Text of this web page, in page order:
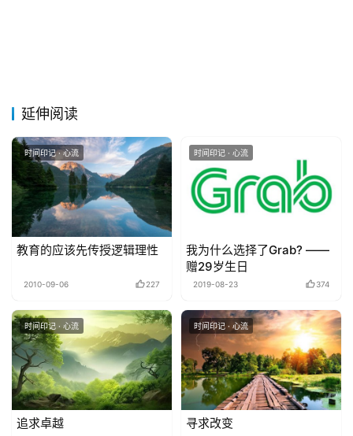
延伸阅读
时间印记 · 心流
教育的应该先传授逻辑理性
2010-09-06 227
时间印记 · 心流
我为什么选择了Grab? ——
赠29岁生日
2019-08-23 374
时间印记 · 心流
追求卓越
时间印记 · 心流
寻求改变